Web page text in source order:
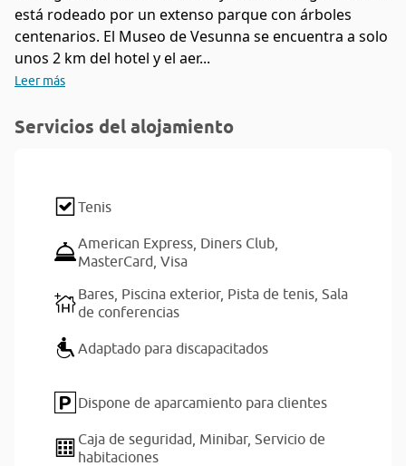
está rodeado por un extenso parque con árboles
centenarios. El Museo de Vesunna se encuentra a solo
unos 2 km del hotel y el aer...
Leer más
Servicios del alojamiento
Tenis
American Express, Diners Club,
MasterCard, Visa
Bares, Piscina exterior, Pista de tenis, Sala
de conferencias
Adaptado para discapacitados
Dispone de aparcamiento para clientes
Caja de seguridad, Minibar, Servicio de
habitaciones